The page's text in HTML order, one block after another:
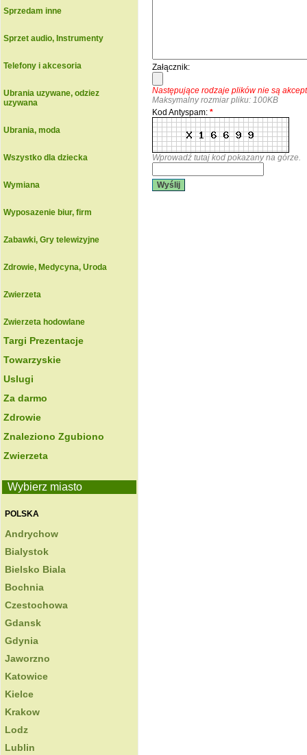
Sprzedam inne
Sprzet audio, Instrumenty
Telefony i akcesoria
Ubrania uzywane, odziez
uzywana
Ubrania, moda
Wszystko dla dziecka
Wymiana
Wyposazenie biur, firm
Zabawki, Gry telewizyjne
Zdrowie, Medycyna, Uroda
Zwierzeta
Zwierzeta hodowlane
Targi Prezentacje
Towarzyskie
Uslugi
Za darmo
Zdrowie
Znaleziono Zgubiono
Zwierzeta
Wybierz miasto
POLSKA
Andrychow
Bialystok
Bielsko Biala
Bochnia
Czestochowa
Gdansk
Gdynia
Jaworzno
Katowice
Kielce
Krakow
Lodz
Lublin
Załącznik:
Następujące rodzaje plików nie są
Maksymalny rozmiar pliku: 100KB
Kod Antyspam: *
Wprowadź tutaj kod pokazany na górze.
Wyślij